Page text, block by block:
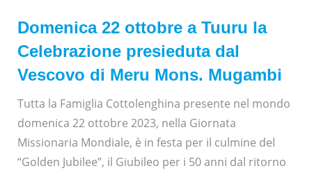
Domenica 22 ottobre a Tuuru la
Celebrazione presieduta dal
Vescovo di Meru Mons. Mugambi
Tutta la Famiglia Cottolenghina presente nel mondo
domenica 22 ottobre 2023, nella Giornata
Missionaria Mondiale, è in festa per il culmine del
“Golden Jubilee”, il Giubileo per i 50 anni dal ritorno